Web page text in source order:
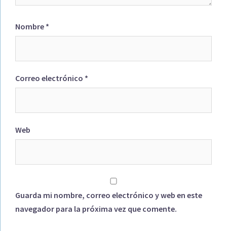
Nombre *
Correo electrónico *
Web
Guarda mi nombre, correo electrónico y web en este
navegador para la próxima vez que comente.